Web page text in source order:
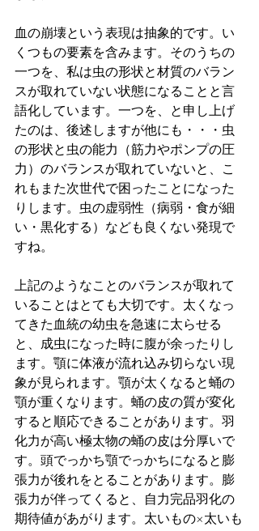
血の崩壊という表現は抽象的です。い
くつもの要素を含みます。そのうちの
一つを、私は虫の形状と材質のバラン
スが取れていない状態になることと言
語化しています。一つを、と申し上げ
たのは、後述しますが他にも・・・虫
の形状と虫の能力（筋力やポンプの圧
力）のバランスが取れていないと、こ
れもまた次世代で困ったことになった
りします。虫の虚弱性（病弱・食が細
い・黒化する）なども良くない発現で
すね。
上記のようなことのバランスが取れて
いることはとても大切です。太くなっ
てきた血統の幼虫を急速に太らせる
と、成虫になった時に腹が余ったりし
ます。顎に体液が流れ込み切らない現
象が見られます。顎が太くなると蛹の
顎が重くなります。蛹の皮の質が変化
すると順応できることがあります。羽
化力が高い極太物の蛹の皮は分厚いで
す。頭でっかち顎でっかちになると膨
張力が後れをとることがあります。膨
張力が伴ってくると、自力完品羽化の
期待値があがります。太いもの×太いも